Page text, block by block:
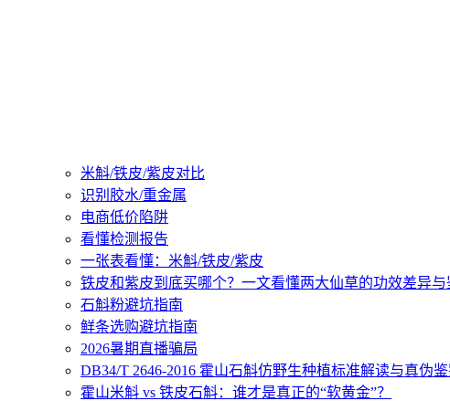
米斛/铁皮/紫皮对比
识别胶水/重金属
电商低价陷阱
看懂检测报告
一张表看懂：米斛/铁皮/紫皮
铁皮和紫皮到底买哪个？一文看懂两大仙草的功效差异与
石斛粉避坑指南
鲜条选购避坑指南
2026暑期直播骗局
DB34/T 2646-2016 霍山石斛仿野生种植标准解读与真伪
霍山米斛 vs 铁皮石斛：谁才是真正的“软黄金”？